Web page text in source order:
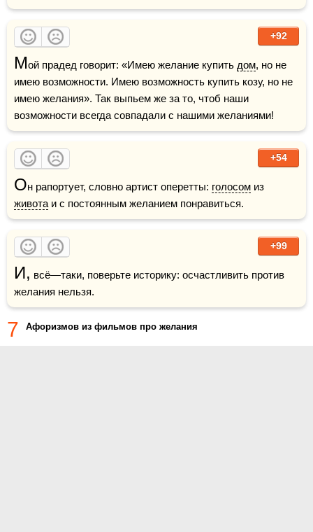
+92
Мой прадед говорит: «Имею желание купить дом, но не
имею возможности. Имею возможность купить козу, но не
имею желания». Так выпьем же за то, чтоб наши
возможности всегда совпадали с нашими желаниями!
+54
Он рапортует, словно артист оперетты: голосом
живота и с постоянным желанием понравиться.
+99
И, всё—таки, поверьте историку: осчастливить против
желания нельзя.
7 Афоризмов из фильмов про желания